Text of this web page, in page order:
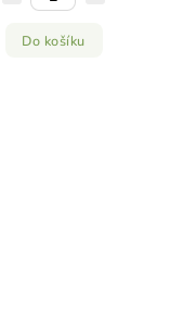
Do košíku